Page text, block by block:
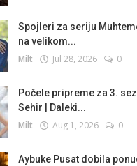
Spojleri za seriju
na velikom...
Milt Jul 28, 2026 0
Počele pripreme za 3.
Sehir | Daleki...
Milt Aug 1, 2026 0
Aybuke Pusat dobila